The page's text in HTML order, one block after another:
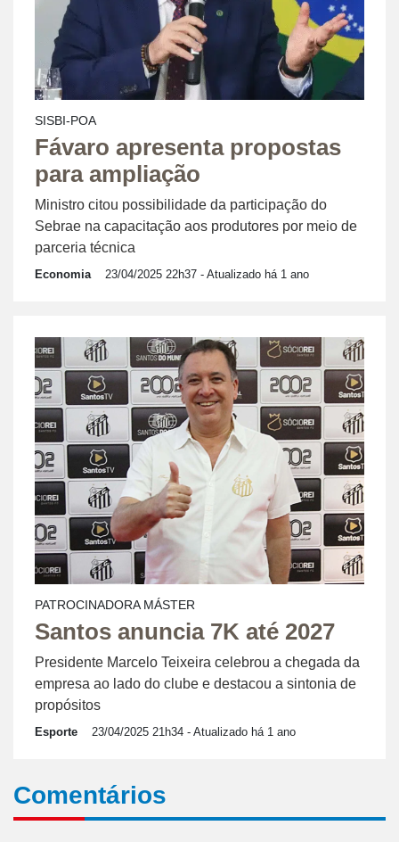
SISBI-POA
Fávaro apresenta propostas
para ampliação
Ministro citou possibilidade da participação do
Sebrae na capacitação aos produtores por meio de
parceria técnica
Economia 23/04/2025 22h37 - Atualizado há 1 ano
PATROCINADORA MÁSTER
Santos anuncia 7K até 2027
Presidente Marcelo Teixeira celebrou a chegada da
empresa ao lado do clube e destacou a sintonia de
propósitos
Esporte 23/04/2025 21h34 - Atualizado há 1 ano
Comentários